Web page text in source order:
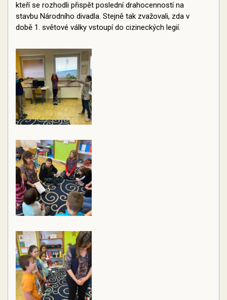
kteří se rozhodli přispět poslední drahocenností na
stavbu Národního divadla. Stejně tak zvažovali, zda v
době 1. světové války vstoupí do cizineckých legií.